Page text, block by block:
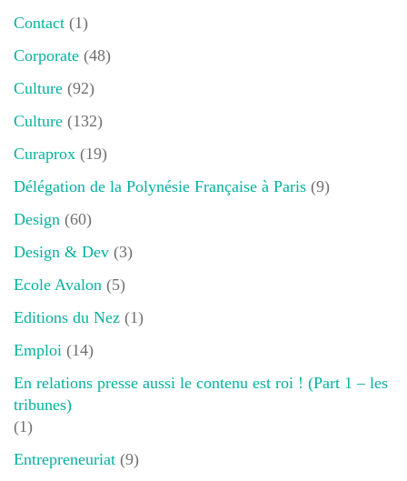
Contact (1)
Corporate (48)
Culture (92)
Culture (132)
Curaprox (19)
Délégation de la Polynésie Française à Paris (9)
Design (60)
Design & Dev (3)
Ecole Avalon (5)
Editions du Nez (1)
Emploi (14)
En relations presse aussi le contenu est roi ! (Part 1 – les
tribunes)
(1)
Entrepreneuriat (9)